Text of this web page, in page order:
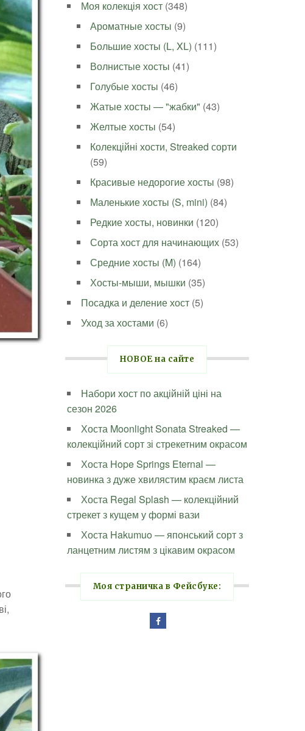
Моя колекція хост (348)
Ароматные хосты (9)
Большие хосты (L, XL) (111)
Волнистые хосты (41)
Голубые хосты (46)
Жатые хосты — "жабки" (43)
Желтые хосты (54)
Колекційні хости, Streaked сорти
(59)
Красивые недорогие хосты (98)
Маленькие хосты (S, mini) (84)
Редкие хосты, новинки (120)
Сорта хост для начинающих (53)
Средние хосты (M) (164)
Хосты-мыши, мышки (35)
Посадка и деление хост (5)
Уход за хостами (6)
НОВОЕ на сайте
Набори хост по акційній ціні на
сезон 2026
Хоста Moonlight Sonata Streaked —
колекційний сорт зі стрекетним окрасом
Хоста Hope Springs Eternal —
новинка з дуже хвилястим краєм листа
Хоста Regal Splash — колекційний
стрекет з кущем у формі вази
Хоста Hakumuo — японський сорт з
ланцетним листям з цікавим окрасом
Моя страничка в Фейсбуке: